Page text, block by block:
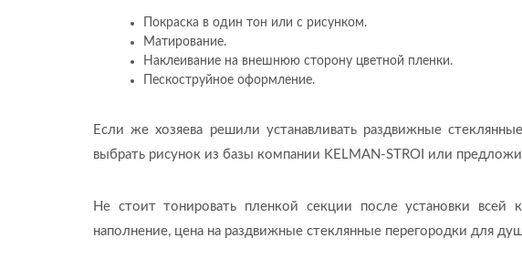
Покраска в один тон или с рисунком.
Матирование.
Наклеивание на внешнюю сторону цветной пленки.
Пескоструйное оформление.
Если же хозяева решили устанавливать раздвижные
выбрать рисунок из базы компании KELMAN-STROI или
Не стоит тонировать пленкой секции после установки всей
наполнение, цена на раздвижные стеклянные перегородки для